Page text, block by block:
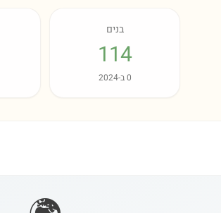
בנים
114
0ב-2024